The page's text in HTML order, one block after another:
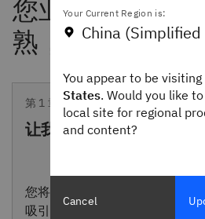
第 1 章
让我们重新思考招聘
您将如何实现自动化，以帮助 HR
吸引和雇佣最优秀的人才？
Your Current Region is:
China (Simplified
You appear to be
States. Would you like
local site for regional
and content?
Cancel